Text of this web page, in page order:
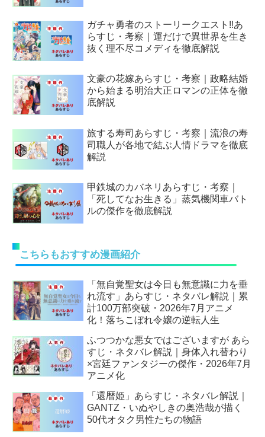
ガチャ勇者のストーリークエスト!!あ
らすじ・考察｜運だけで異世界を生き
抜く理不尽コメディを徹底解説
文豪の花嫁あらすじ・考察｜政略結婚
から始まる明治大正ロマンの正体を徹
底解説
旅する寿司あらすじ・考察｜流浪の寿
司職人が各地で結ぶ人情ドラマを徹底
解説
甲鉄城のカバネリあらすじ・考察｜
「死してなお生きる」蒸気機関車バト
ルの傑作を徹底解説
こちらもおすすめ漫画紹介
「無自覚聖女は今日も無意識に力を垂
れ流す」あらすじ・ネタバレ解説｜累
計100万部突破・2026年7月アニメ
化！落ちこぼれ令嬢の逆転人生
ふつつかな悪女ではございますが あら
すじ・ネタバレ解説｜身体入れ替わり
×宮廷ファンタジーの傑作・2026年7月
アニメ化
「還暦姫」あらすじ・ネタバレ解説｜
GANTZ・いぬやしきの奥浩哉が描く
50代オタク男性たちの物語